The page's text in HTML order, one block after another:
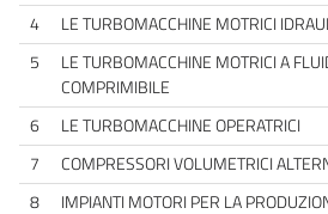
4 LE TURBOMACCHINE MOTRICI
5
LE TURBOMACCHINE MOTRICI A
COMPRIMIBILE
6 LE TURBOMACCHINE OPERATRICI
7
COMPRESSORI VOLUMETRICI
8
IMPIANTI MOTORI PER LA